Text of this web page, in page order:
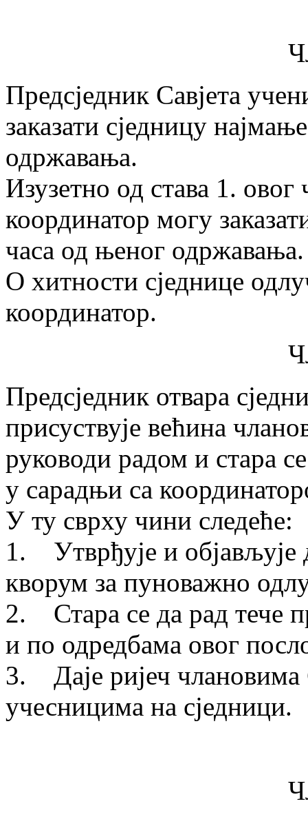
Предсједник Савјета
заказати сједницу
одржавања.
Изузетно од става 1. овог
координатор могу
часа од њеног одржавања.
О хитности сједнице
координатор.
Предсједник отвара
присуствује већина
руководи радом и стара
у сарадњи са
У ту сврху чини следеће:
1. Утврђује и објављује
кворум за пуноважно
2. Стара се да рад тече
и по одредбама овог
3. Даје ријеч члановима
учесницима на сједници.